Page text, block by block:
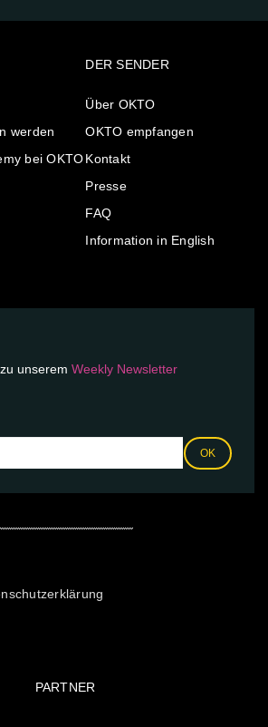
werden
bei OKTO
DER SENDER
Über OKTO
OKTO empfangen
Kontakt
Presse
FAQ
Information in English
unserem Weekly Newsletter
OK
PARTNER